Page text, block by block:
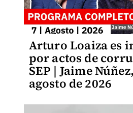
Arturo Loaiza es
por actos de
SEP | Jaime
agosto de 2026